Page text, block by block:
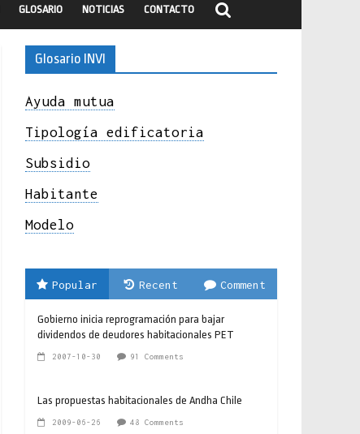
GLOSARIO NOTICIAS CONTACTO
Glosario INVI
Ayuda mutua
Tipología edificatoria
Subsidio
Habitante
Modelo
Popular Recent Comment
Gobierno inicia reprogramación para bajar
dividendos de deudores habitacionales PET
2007-10-30 91 Comments
Las propuestas habitacionales de Andha Chile
2009-06-26 48 Comments